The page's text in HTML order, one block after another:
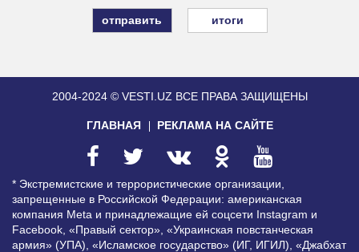
итоги
2004-2024 © VESTI.UZ ВСЕ ПРАВА ЗАЩИЩЕНЫ
ГЛАВНАЯ РЕКЛАМА НА САЙТЕ
* Экстремистские и террористические организации,
запрещенные в Российской Федерации: американская
компания Meta и принадлежащие ей соцсети Instagram и
Facebook, «Правый сектор», «Украинская повстанческая
армия» (УПА), «Исламское государство» (ИГ, ИГИЛ), «Джабхат